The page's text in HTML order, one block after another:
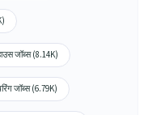
जॉब्स (8.14K)
जॉब्स (6.79K)